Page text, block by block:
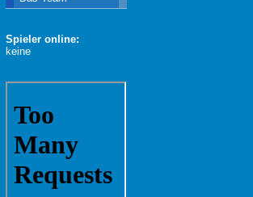
Spieler online:
keine